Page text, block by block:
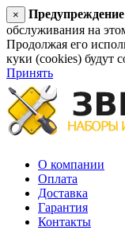
× Предупреждение
обслуживания на
Продолжая его
куки (cookies) будут
Принять
О компании
Оплата
Доставка
Гарантия
Контакты